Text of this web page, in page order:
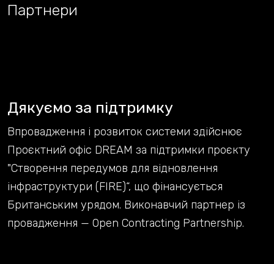
Дякуємо за підтримку
Партнери
Впровадження і розвиток системи здійснює
Проєктний офіс DREAM за підтримки проєкту
"Створення передумов для відновлення
інфраструктури (FIRE)“, що фінансується
Британським урядом. Виконавчий партнер із
провадження — Open Contracting Partnership.